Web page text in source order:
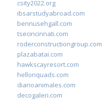
csity2022.org
ibsarstudyabroad.com
bennusehgall.com
tsecincinnati.com
roderconstructiongroup.com
plazabatai.com
hawkscayresort.com
hellonquads.com
diarioanimales.com
decogaleri.com